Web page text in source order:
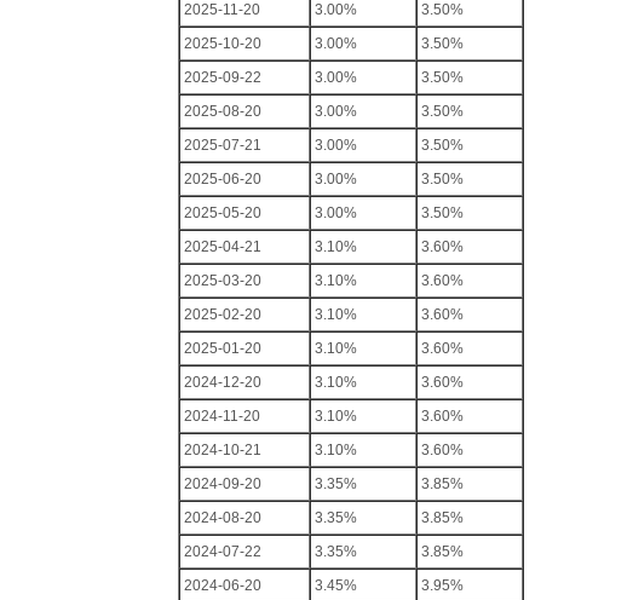
2025-11-20
3.00%
3.50%
2025-10-20
3.00%
3.50%
2025-09-22
3.00%
3.50%
2025-08-20
3.00%
3.50%
2025-07-21
3.00%
3.50%
2025-06-20
3.00%
3.50%
2025-05-20
3.00%
3.50%
2025-04-21
3.10%
3.60%
2025-03-20
3.10%
3.60%
2025-02-20
3.10%
3.60%
2025-01-20
3.10%
3.60%
2024-12-20
3.10%
3.60%
2024-11-20
3.10%
3.60%
2024-10-21
3.10%
3.60%
2024-09-20
3.35%
3.85%
2024-08-20
3.35%
3.85%
2024-07-22
3.35%
3.85%
2024-06-20
3.45%
3.95%